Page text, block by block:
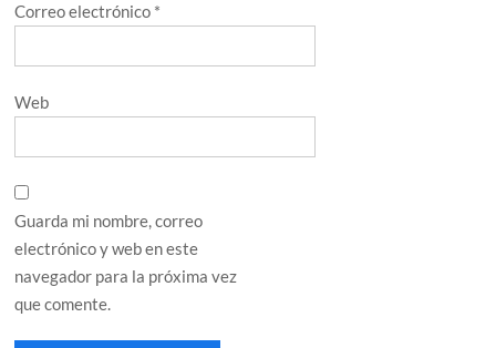
Correo electrónico *
Web
Guarda mi nombre, correo
electrónico y web en este
navegador para la próxima vez
que comente.